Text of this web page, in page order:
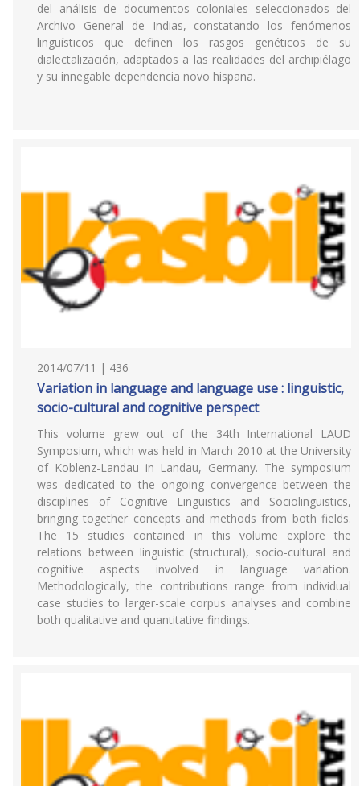
del análisis de documentos coloniales seleccionados del
Archivo General de Indias, constatando los fenómenos
lingüísticos que definen los rasgos genéticos de su
dialectalización, adaptados a las realidades del archipiélago
y su innegable dependencia novo hispana.
2014/07/11 | 436
Variation in language and language use : linguistic,
socio-cultural and cognitive perspect
This volume grew out of the 34th International LAUD
Symposium, which was held in March 2010 at the University
of Koblenz-Landau in Landau, Germany. The symposium
was dedicated to the ongoing convergence between the
disciplines of Cognitive Linguistics and Sociolinguistics,
bringing together concepts and methods from both fields.
The 15 studies contained in this volume explore the
relations between linguistic (structural), socio-cultural and
cognitive aspects involved in language variation.
Methodologically, the contributions range from individual
case studies to larger-scale corpus analyses and combine
both qualitative and quantitative findings.